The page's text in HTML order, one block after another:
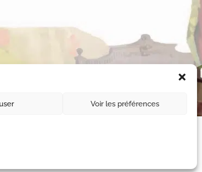
Voir les préférences
1 du code de la Propriété